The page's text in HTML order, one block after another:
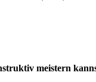
meistern